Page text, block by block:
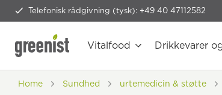
Telefonisk rådgivning (tysk): +49 40 47112582
Vitalfood Drikkevarer
Home Sundhed urtemedicin & støtte